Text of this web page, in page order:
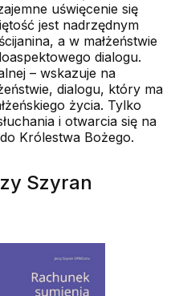
uświęcenie się
jest nadrzędnym
a w małżeństwie
dialogu.
– wskazuje na
dialogu, który ma
życia. Tylko
i otwarcia się na
Królestwa Bożego.
Szyran